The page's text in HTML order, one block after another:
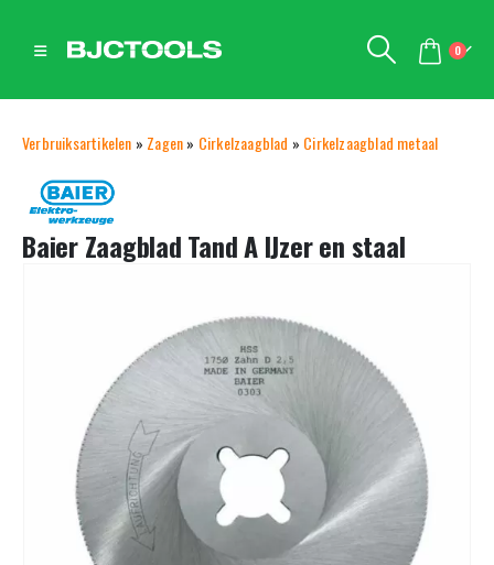
0
Verbruiksartikelen » Zagen» Cirkelzaagblad » Cirkelzaagblad metaal
Baier Zaagblad Tand A IJzer en staal